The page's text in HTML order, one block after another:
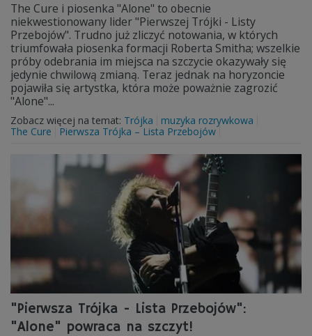
The Cure i piosenka "Alone" to obecnie
niekwestionowany lider "Pierwszej Trójki - Listy
Przebojów". Trudno już zliczyć notowania, w których
triumfowała piosenka formacji Roberta Smitha; wszelkie
próby odebrania im miejsca na szczycie okazywały się
jedynie chwilową zmianą. Teraz jednak na horyzoncie
pojawiła się artystka, która może poważnie zagrozić
"Alone"...
Zobacz więcej na temat: Trójka
muzyka rozrywkowa
The Cure
Pierwsza Trójka – Lista Przebojów
"Pierwsza Trójka - Lista Przebojów":
"Alone" powraca na szczyt!